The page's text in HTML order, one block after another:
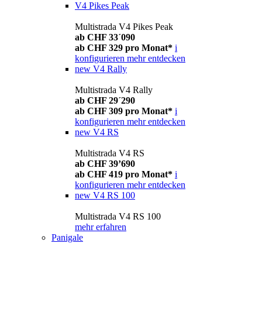
V4 Pikes Peak
Multistrada V4 Pikes Peak
ab CHF 33´090
ab CHF 329 pro Monat* i
konfigurieren mehr entdecken
new V4 Rally
Multistrada V4 Rally
ab CHF 29´290
ab CHF 309 pro Monat* i
konfigurieren mehr entdecken
new V4 RS
Multistrada V4 RS
ab CHF 39’690
ab CHF 419 pro Monat* i
konfigurieren mehr entdecken
new V4 RS 100
Multistrada V4 RS 100
mehr erfahren
Panigale